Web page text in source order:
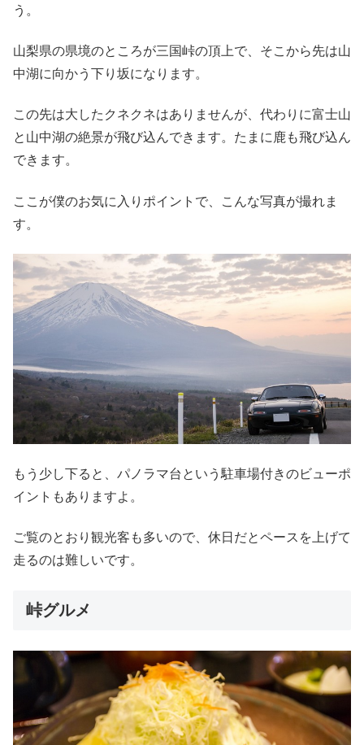
う。
山梨県の県境のところが三国峠の頂上で、そこから先は山
中湖に向かう下り坂になります。
この先は大したクネクネはありませんが、代わりに富士山
と山中湖の絶景が飛び込んできます。たまに鹿も飛び込ん
できます。
ここが僕のお気に入りポイントで、こんな写真が撮れま
す。
もう少し下ると、パノラマ台という駐車場付きのビューポ
イントもありますよ。
ご覧のとおり観光客も多いので、休日だとペースを上げて
走るのは難しいです。
峠グルメ